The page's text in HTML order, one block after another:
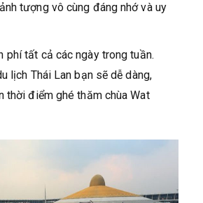
tượng vô cùng đáng nhớ và uy
phí tất cả các ngày trong tuần.
lịch Thái Lan bạn sẽ dễ dàng,
thời điểm ghé thăm chùa Wat